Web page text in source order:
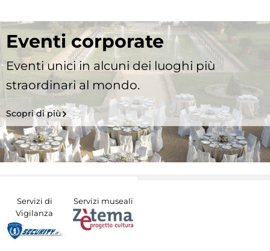
Eventi corporate
Eventi unici in alcuni dei luoghi più
straordinari al mondo.
Scopri di più
Servizi di
Vigilanza
Servizi museali